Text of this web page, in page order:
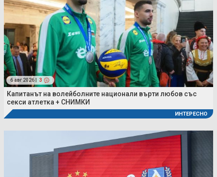
6 авг 2026 | 3
Капитанът на волейболните национали върти любов със
секси атлетка + СНИМКИ
ИНТЕРЕСНО